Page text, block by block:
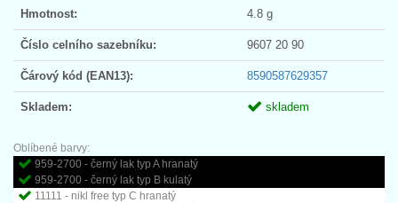
Hmotnost: 4.8 g
Číslo celního sazebníku: 9607 20 90
Čárový kód (EAN13): 8590587629357
Skladem: skladem
Oblíbené barvy:
959-2700 - černý lak typ A hranatý
959-2700 - černý lak typ B kulatý
11111 - nikl free typ C hranatý